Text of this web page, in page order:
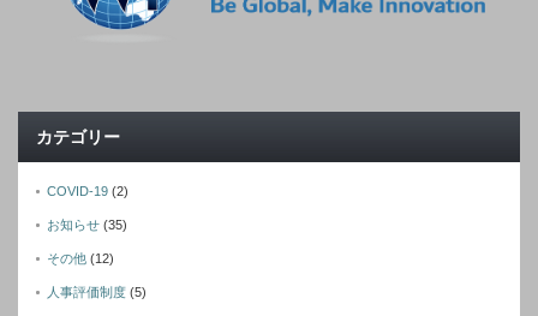
カテゴリー
COVID-19 (2)
お知らせ (35)
その他 (12)
人事評価制度 (5)